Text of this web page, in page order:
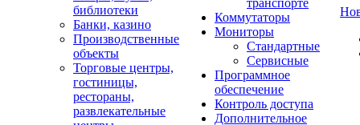
библиотеки
Банки, казино
Производственные
объекты
Торговые центры,
гостиницы,
рестораны,
развлекательные
транспорте
Коммутаторы
Мониторы
Стандартные
Сервисные
Программное
обеспечение
Контроль доступа
Дополнительное